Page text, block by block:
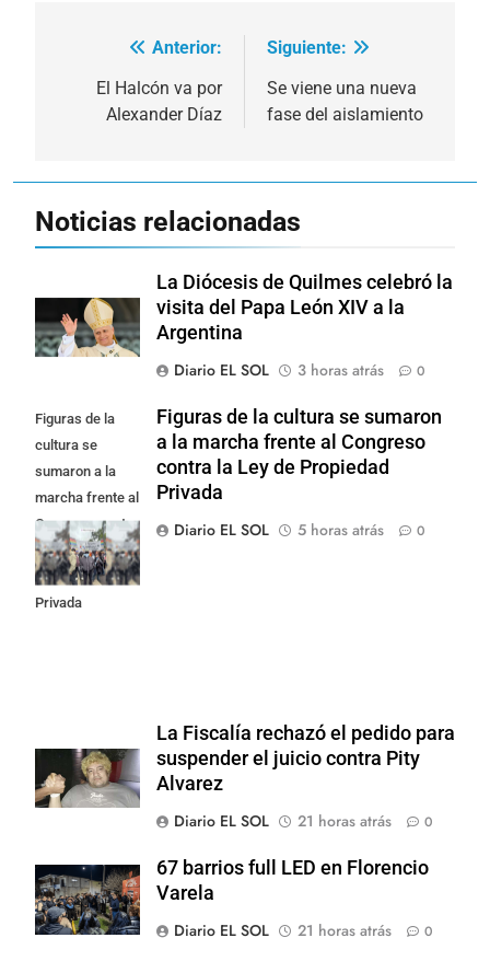
Navegación
Anterior:
El Halcón va por
Alexander Díaz
Siguiente:
Se viene una nueva
fase del aislamiento
Noticias relacionadas
La Diócesis de Quilmes celebró la
visita del Papa León XIV a la
Argentina
Diario EL SOL
3 horas atrás 0
Figuras de la
cultura se
sumaron a la
marcha frente al
Congreso contra
la Ley de
Propiedad
Privada
Figuras de la cultura se sumaron
a la marcha frente al Congreso
contra la Ley de Propiedad
Privada
Diario EL SOL
5 horas atrás 0
La Fiscalía rechazó el pedido para
suspender el juicio contra Pity
Alvarez
Diario EL SOL
21 horas atrás 0
67 barrios full LED en Florencio
Varela
Diario EL SOL
21 horas atrás 0